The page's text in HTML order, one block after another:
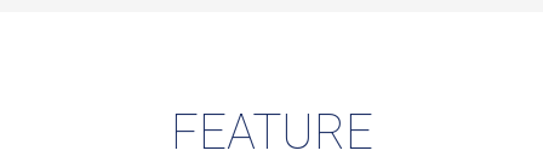
FEATURE